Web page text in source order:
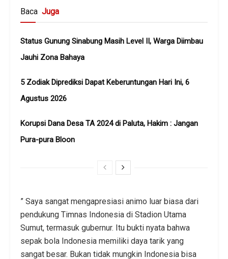
Baca Juga
Status Gunung Sinabung Masih Level II, Warga Diimbau
Jauhi Zona Bahaya
5 Zodiak Diprediksi Dapat Keberuntungan Hari Ini, 6
Agustus 2026
Korupsi Dana Desa TA 2024 di Paluta, Hakim : Jangan
Pura-pura Bloon
” Saya sangat mengapresiasi animo luar biasa dari
pendukung Timnas Indonesia di Stadion Utama
Sumut, termasuk gubernur. Itu bukti nyata bahwa
sepak bola Indonesia memiliki daya tarik yang
sangat besar. Bukan tidak mungkin Indonesia bisa